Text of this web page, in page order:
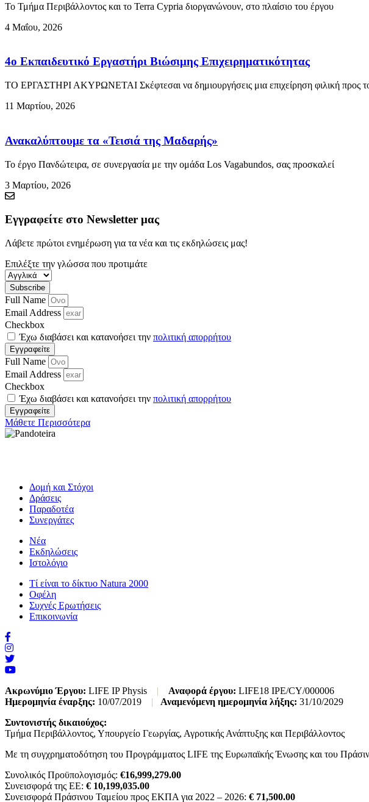
Το Τμήμα Περιβάλλοντος και το Terra Cypria διοργανώνουν, στο πλαίσιο του έργου
4 Μαΐου, 2026
4ο Εκπαιδευτικό Εργαστήρι Βιώσιμης Επιχειρηματικότητας
ΤΟ ΕΡΓΑΣΤΗΡΙ ΑΚΥΡΩΝΕΤΑΙ Σκέφτεσαι να δημιουργήσεις μια επιχείρηση φιλική προς
11 Μαρτίου, 2026
Ανακαλύπτουμε τα «Τεισιά της Μαδαρής»
Το έργο Πανδώτειρα, σε συνεργασία με την ομάδα Los Vagabundos, σας προσκαλεί
3 Μαρτίου, 2026
Εγγραφείτε στο Newsletter μας
Λάβετε πρώτοι ενημέρωση για τα νέα και τις εκδηλώσεις μας!
Επιλέξτε την γλώσσα που προτιμάτε
Subscribe
Full Name
Email Address
Checkbox
Έχω διαβάσει και κατανοήσει την πολιτική απορρήτου
Εγγραφείτε
Full Name
Email Address
Checkbox
Έχω διαβάσει και κατανοήσει την πολιτική απορρήτου
Εγγραφείτε
Μάθετε Περισσότερα
Δομή και Στόχοι
Δράσεις
Παραδοτέα
Συνεργάτες
Νέα
Εκδηλώσεις
Ιστολόγιο
Τί είναι το δίκτυο Natura 2000
Οφέλη
Συχνές Ερωτήσεις
Επικοινωνία
Ακρωνύμιο Έργου: LIFE IP Physis | Αναφορά έργου: LIFE18 IPE/CY/000006
Ημερομηνία έναρξης: 10/07/2019 | Αναμενόμενη ημερομηνία λήξης: 31/10/2029
Συντονιστής δικαιούχος:
Τμήμα Περιβάλλοντος, Υπουργείο Γεωργίας, Αγροτικής Ανάπτυξης και Περιβάλλοντος
Με τη συγχρηματοδότηση του Προγράμματος LIFE της Ευρωπαϊκής Ένωσης και του
Συνολικός Προϋπολογισμός: €16,999,279.00
Συνεισφορά της ΕΕ: € 10,199,035.00
Συνεισφορά Πράσινου Ταμείου προς ΕΚΠΑ για 2022 – 2026: € 71,500.00